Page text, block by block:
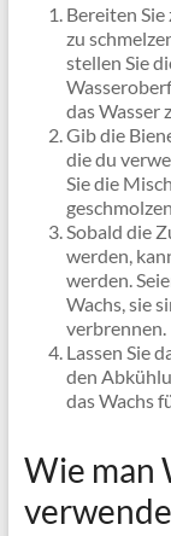
Bereiten Sie
zu
stellen Sie
das Wasser
Gib die
die du
Sie die
Sobald die
werden,
werden.
Wachs, sie
verbrennen.
Lassen Sie
den
das Wachs
Wie man